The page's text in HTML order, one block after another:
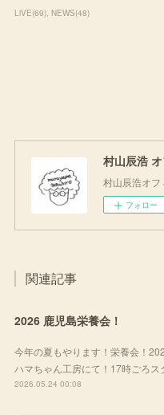
LiVE(69) NEWS(48)
村山辰浩
村山辰浩オフ
フォロー
関連記事
2026 鹿児島栄養会！
今年の夏もやります！栄養会！
ハマちゃん工房にて！17時ごろス
2026.05.24 00:08